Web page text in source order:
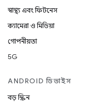
স্বাস্থ্য এবং ফিটনেস
ক্যামেরা ও মিডিয়া
গোপনীয়তা
5G
ANDROID ডিভাইস
বড় স্ক্রিন